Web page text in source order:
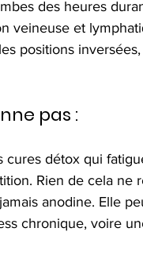
des heures
veineuse et
positions
pas :
cures détox qui
Rien de cela ne
anodine. Elle
chronique, voire